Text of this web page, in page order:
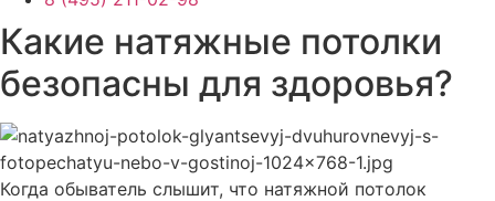
Какие натяжные потолки
безопасны для здоровья?
Когда обыватель слышит, что натяжной потолок